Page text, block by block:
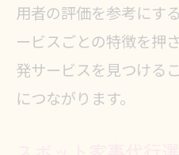
用者の評価を参考にす
ービスごとの特徴を押
発サービスを見つける
につながります。